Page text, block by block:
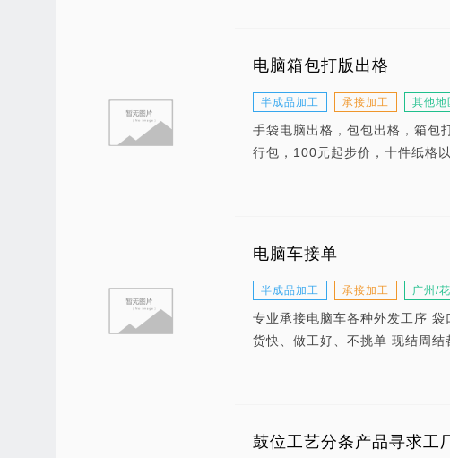
电脑箱包打版出格
半成品加工 承接加工 其他地
手袋电脑出格，包包出格，箱包
行包，100元起步价，十件纸格
电脑车接单
半成品加工 承接加工 广州/
专业承接电脑车各种外发工序
货快、做工好、不挑单 现结周
鼓位工艺分条产品寻求工